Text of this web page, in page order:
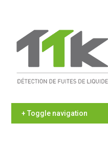
+ Toggle navigation